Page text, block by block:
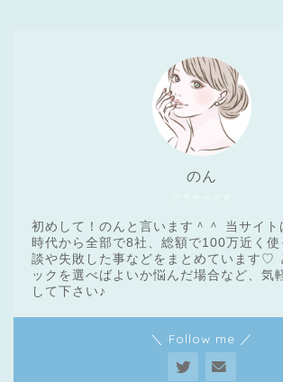
のん
初めして！のんと言います＾＾ 当サイト
時代から全部で8社、総額で100万近く使
談や失敗した事などをまとめています♡
ックを選べばよいか悩んだ場合など、気
して下さい♪
＼ Follow me ／
クリニッ